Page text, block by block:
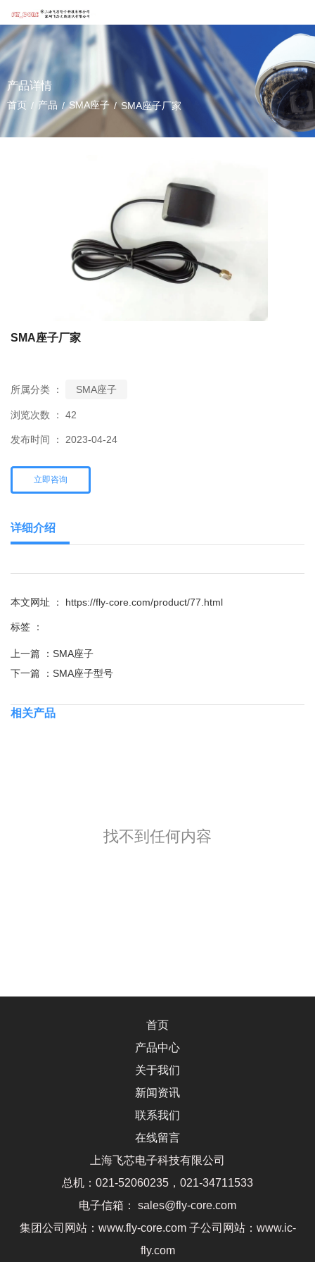
产品详情
首页 / 产品 /SMA座子 /SMA座子厂家
SMA座子厂家
所属分类 ： SMA座子
浏览次数 ： 42
发布时间 ： 2023-04-24
立即咨询
详细介绍
本文网址 ： https://fly-core.com/product/77.html
标签 ：
上一篇 ： SMA座子
下一篇 ： SMA座子型号
相关产品
找不到任何内容
首页
产品中心
关于我们
新闻资讯
联系我们
在线留言
上海飞芯电子科技有限公司
总机：021-52060235，021-34711533
电子信箱： sales@fly-core.com
集团公司网站：www.fly-core.com 子公司网站：www.ic-
fly.com